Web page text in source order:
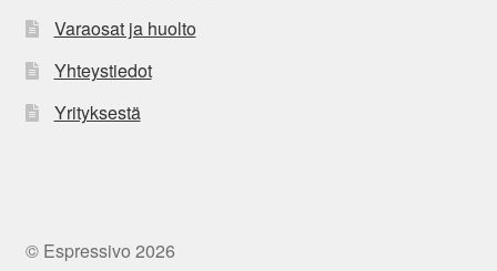
Varaosat ja huolto
Yhteystiedot
Yrityksestä
© Espressivo 2026